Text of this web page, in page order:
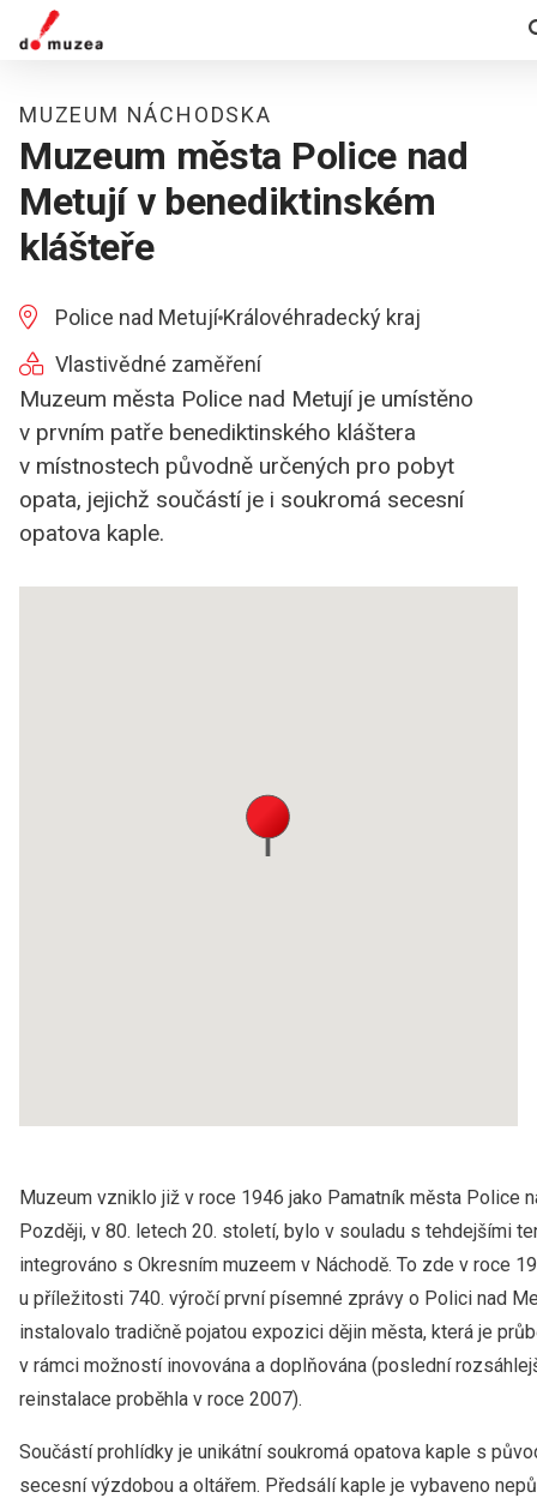
MUZEUM NÁCHODSKA
Muzeum města Police nad
Metují v benediktinském
klášteře
Police nad Metují Královéhradecký kraj
Vlastivědné zaměření
Muzeum města Police nad Metují je umístěno
v prvním patře benediktinského kláštera
v místnostech původně určených pro pobyt
opata, jejichž součástí je i soukromá secesní
opatova kaple.
Muzeum vzniklo již v roce 1946 jako Pamatník města Police
Později, v 80. letech 20. století, bylo v souladu s tehdejšími
integrováno s Okresním muzeem v Náchodě. To zde v roce
u příležitosti 740. výročí první písemné zprávy o Polici nad
instalovalo tradičně pojatou expozici dějin města, která je
v rámci možností inovována a doplňována (poslední
reinstalace proběhla v roce 2007).
Součástí prohlídky je unikátní soukromá opatova kaple s
secesní výzdobou a oltářem. Předsálí kaple je vybaveno